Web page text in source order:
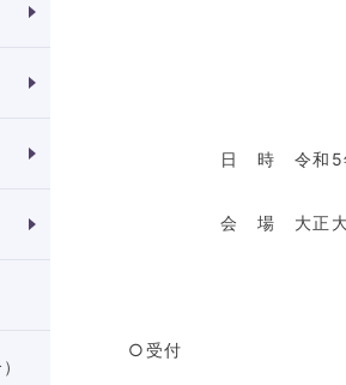
日 時 令和 5
会 場 大正大
○受